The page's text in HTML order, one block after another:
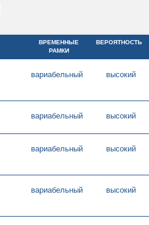
ВРЕМЕННЫЕ
РАМКИ
ВЕРОЯТНОСТЬ
вариабельный высокий
вариабельный высокий
вариабельный высокий
вариабельный высокий